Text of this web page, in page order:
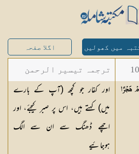
میں کھولیں اگلا صفحہ
هَجْرًا
ترجمہ تیسیر الرحمن
لبیان القرآن - محمد
لقمان سلفی
اور کفار جو کچھ (آپ کے بارے
میں) کہتے ہیں، اس پر صبر کیجئے، اور
اچھے ڈھنگ سے ان سے الگ
ہوجائیے